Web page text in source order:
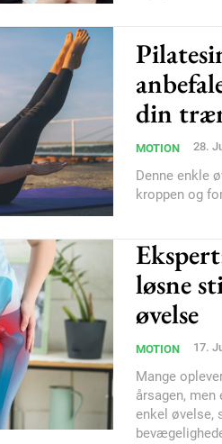
din
MOTION 28.
Denne enkle
kroppen og
løsne
øvelse
MOTION 17.
Mange
årsagen,
enkel øvelse,